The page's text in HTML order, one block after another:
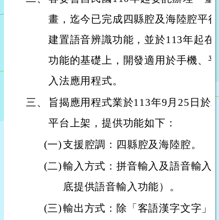
畫，迄今已完成四縣腔及海陸腔平
建置語音辨識功能，並於113年起
功能的基礎上，開發適用於手機、
入法應用程式。
三、
旨揭應用程式業於113年9月25日於
平台上架，提供功能如下：
(一)支援腔調：四縣腔及海陸腔。
(二)輸入方式：拼音輸入及語音輸入
底提供語音輸入功能）。
(三)輸出方式：除「客語漢字文字」